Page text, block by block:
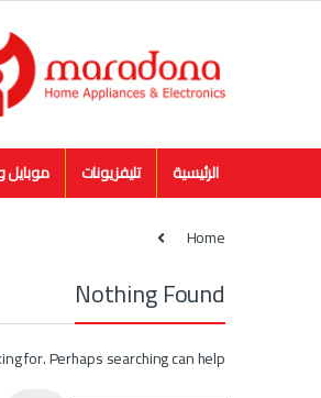
Skip to navigation
Skip to content
الرئيسية تليفزيونات موبايل
Home
Nothing Found
for. Perhaps searching can help.